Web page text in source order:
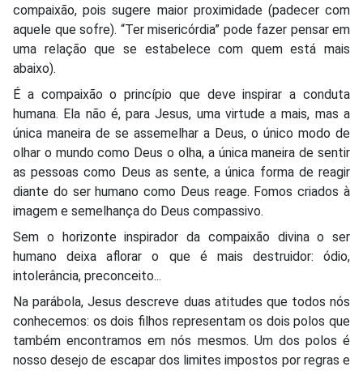
compaixão, pois sugere maior proximidade (padecer com
aquele que sofre). “Ter misericórdia” pode fazer pensar em
uma relação que se estabelece com quem está mais
abaixo).
É a compaixão o princípio que deve inspirar a conduta
humana. Ela não é, para Jesus, uma virtude a mais, mas a
única maneira de se assemelhar a Deus, o único modo de
olhar o mundo como Deus o olha, a única maneira de sentir
as pessoas como Deus as sente, a única forma de reagir
diante do ser humano como Deus reage. Fomos criados à
imagem e semelhança do Deus compassivo.
Sem o horizonte inspirador da compaixão divina o ser
humano deixa aflorar o que é mais destruidor: ódio,
intolerância, preconceito...
Na parábola, Jesus descreve duas atitudes que todos nós
conhecemos: os dois filhos representam os dois polos que
também encontramos em nós mesmos. Um dos polos é
nosso desejo de escapar dos limites impostos por regras e